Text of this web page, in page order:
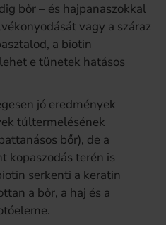
bőr – és hajpanaszokkal
vagy a száraz
a biotin
e tünetek hatásos
jó eredmények
túltermelésének
bőr), de a
kopaszodás terén is
serkenti a keratin
a bőr, a haj és a